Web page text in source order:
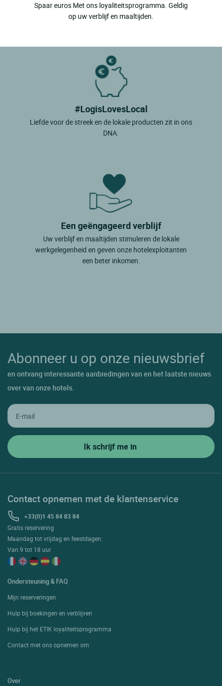
Spaar euros Met ons loyaliteitsprogramma. Geldig
op uw verblijf en maaltijden.
#LogisLovesLocal
Liefde voor de streek en de lokale producten zit in ons
DNA.
Een geëngageerd verblijf
Uw verblijf en maaltijden stimuleren de lokale
werkgelegenheid en geven onze hotelexploitanten
een beter inkomen.
Abonneer u op onze nieuwsbrief
en ontvang interessante aanbiedingen van en het laatste nieuws
over van onze hotels.
Contact opnemen met de klantenservice
+33(0)1 45 84 83 84
Gratis reservering
Maandag tot vrijdag en feestdagen:
Van 9 tot 18 uur
Ondersteuning & FAQ
Mijn reserveringen
Hulp bij boekingen en verblijven
Hulp bij het ETIK loyaliteitsprogramma
Contact met ons opnemen om
Over